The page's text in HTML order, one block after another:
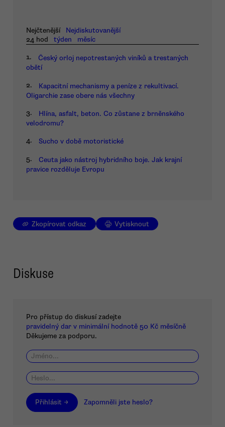
Nejčtenější
Nejdiskutovanější
24 hod
týden měsíc
1.
Český orloj nepotrestaných viníků a trestaných
obětí
2.
Kapacitní mechanismy a peníze z rekultivací.
Oligarchie zase obere nás všechny
3.
Hlína, asfalt, beton. Co zůstane z brněnského
velodromu?
4. Sucho v době motoristické
5.
Ceuta jako nástroj hybridního boje. Jak krajní
pravice rozděluje Evropu
Zkopírovat odkaz Vytisknout
Diskuse
Pro přístup do diskusí zadejte
pravidelný dar v minimální hodnotě 50 Kč měsíčně
Děkujeme za podporu.
Přihlásit → Zapomněli jste heslo?